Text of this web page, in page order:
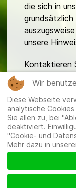
die sich in
unsere
Kontaktieren
Mitglieder|
Wir
Diese Webseite
analytische
Sie allen zu, bei
deaktiviert.
"Cookie- und
Mehr dazu in